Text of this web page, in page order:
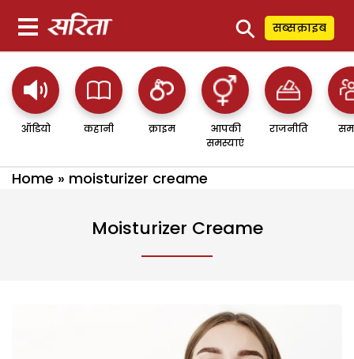
⚲ सब्सक्राइब
ऑडियो कहानी क्राइम
आपकी
समस्याएं
राजनीति
Home » moisturizer creame
Moisturizer Creame